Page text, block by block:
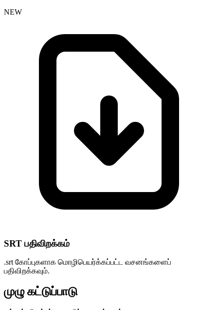
NEW
SRT பதிவிறக்கம்
.srt கோப்புகளாக மொழிபெயர்க்கப்பட்ட வசனங்களைப்
பதிவிறக்கவும்.
முழு கட்டுப்பாடு